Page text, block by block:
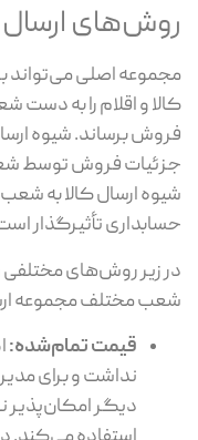
روش‌های
مجموعه اصلی
کالا و اقلام را به
فروش برساند. شیوه
جزئیات فروش توسط
شیوه ارسال کالا به
حسابداری تأثیرگذار
در زیر روش‌های
شعب مختلف مجموعه
قیمت تمام‌شده:
نداشت و برای
دیگر امکان‌پذیر